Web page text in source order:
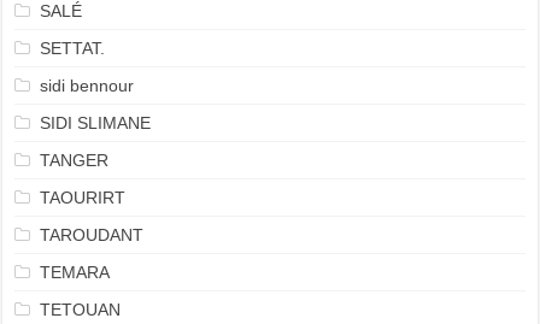
SALÉ
SETTAT.
sidi bennour
SIDI SLIMANE
TANGER
TAOURIRT
TAROUDANT
TEMARA
TETOUAN